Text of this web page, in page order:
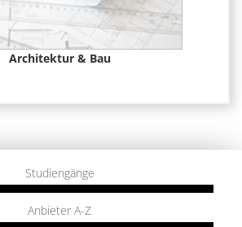
Architektur & Bau
Studiengänge
Anbieter A-Z